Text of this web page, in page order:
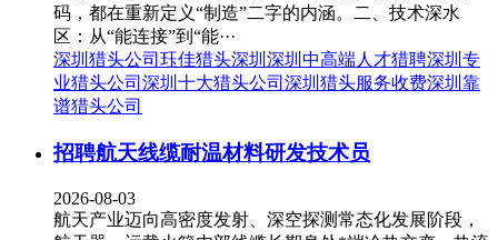
码，都在重新定义“制造”二字的内涵。二、技术深水
区：从“能连接”到“能···
深圳猎头公司 珏佳猎头深圳 深圳中高端人才猎聘深圳专
业猎头公司 深圳十大猎头公司 深圳猎头服务收费深圳靠
谱猎头公司
招聘航天线缆耐温材料研发技术员
2026-08-03
航天产业迈向高密度发射、深空探测常态化发展阶段，